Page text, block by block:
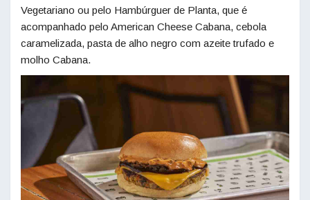
Vegetariano ou pelo Hambúrguer de Planta, que é
acompanhado pelo American Cheese Cabana, cebola
caramelizada, pasta de alho negro com azeite trufado e
molho Cabana.